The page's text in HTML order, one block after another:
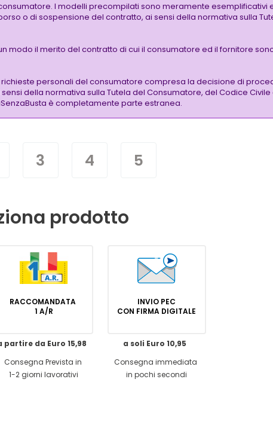
I modelli precompilati sono meramente esemplificativi
o di sospensione del contratto, ai sensi della normativa sulla
modo il merito del contratto di cui il consumatore ed il fornitore
personali del consumatore compresa la decisione di
della normativa sulla Tutela del Consumatore, del Codice
è completamente parte estranea.
3 4 5
prodotto
RACCOMANDATA
1 A/R
partire da Euro 15,98
Consegna Prevista in
1-2 giorni lavorativi
INVIO PEC
CON FIRMA DIGITALE
a soli Euro 10,95
Consegna immediata
in pochi secondi